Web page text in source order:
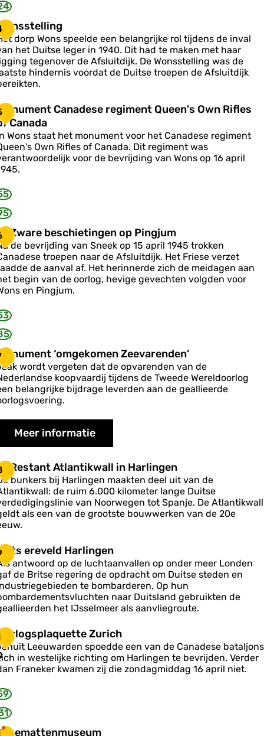
dorp Wons speelde een belangrijke rol tijdens de inval
het Duitse leger in 1940. Dit had te maken met haar
tegenover de Afsluitdijk. De Wonsstelling was de
hindernis voordat de Duitse troepen de Afsluitdijk
Canadese regiment Queen's Own Rifles
Canada
Wons staat het monument voor het Canadese regiment
Own Rifles of Canada. Dit regiment was
voor de bevrijding van Wons op 16 april
Zware beschietingen op Pingjum
de bevrijding van Sneek op 15 april 1945 trokken
troepen naar de Afsluitdijk. Het Friese verzet
de aanval af. Het herinnerde zich de meidagen aan
begin van de oorlog, hevige gevechten volgden voor
en Pingjum.
‘omgekomen Zeevarenden’
wordt vergeten dat de opvarenden van de
koopvaardij tijdens de Tweede Wereldoorlog
belangrijke bijdrage leverden aan de geallieerde
Meer informatie
Restant Atlantikwall in Harlingen
bunkers bij Harlingen maakten deel uit van de
de ruim 6.000 kilometer lange Duitse
van Noorwegen tot Spanje. De Atlantikwall
als een van de grootste bouwwerken van de 20e
ereveld Harlingen
antwoord op de luchtaanvallen op onder meer Londen
de Britse regering de opdracht om Duitse steden en
te bombarderen. Op hun
naar Duitsland gebruikten de
het IJsselmeer als aanvliegroute.
Zurich
Leeuwarden spoedde een van de Canadese bataljons
in westelijke richting om Harlingen te bevrijden. Verder
Franeker kwamen zij die zondagmiddag 16 april niet.